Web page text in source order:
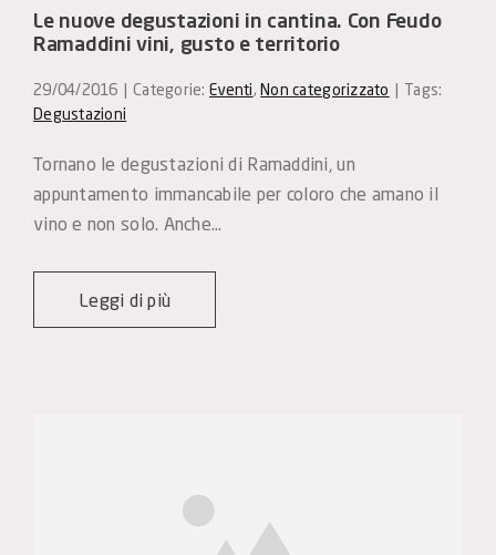
Le nuove degustazioni in cantina. Con Feudo
Ramaddini vini, gusto e territorio
29/04/2016 | Categorie: Eventi,Non categorizzato | Tags:
Degustazioni
Tornano le degustazioni di Ramaddini, un
appuntamento immancabile per coloro che amano il
vino e non solo. Anche…
Leggi di più